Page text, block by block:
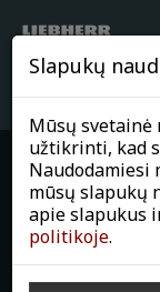
KAUNAS
Chemijos g.
Slapukų
Mūsų svetainė
užtikrinti, kad
Naudodamiesi
mūsų slapukų
apie slapukus
politikoje.